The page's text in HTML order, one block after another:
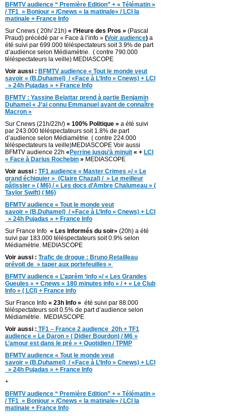
BFMTV audience “ Première Edition” + « Télématin »
/ TF1 » Bonjour » /Cnews « la matinale» / LCI la
matinale + France Info
Sur Cnews ( 20h/ 21h) « l’Heure des Pros » (Pascal
Praud) précédé par « Face à l’info » (Voir audience) a
été suivi par 699.000 téléspectateurs soit 3.9% de part
d’audience selon Médiamétrie. ( contre 790.000
téléspectateurs la veille) MEDIASCOPE
Voir aussi : BFMTV audience « Tout le monde veut
savoir » (B.Duhamel) / «Face à L’Info » Cnews) + LCI
» 24h Pujadas » + France Info
BFMTV : Yassine Belattar prend à partie Benjamin
Duhamel « J’ai connu Emmanuel avant de connaître
Macron »
Sur Cnews (21h/22h/) « 100% Politique » a été suivi
par 243.000 téléspectateurs soit 1.8% de part
d’audience selon Médiamétrie. ( contre 224.000
téléspectateurs la veille)MEDIASCOPE Voir aussi
BFMTV audience 22h « Perrine jusqu’à minuit « + LCI
« Face à Darius Rochebin » MEDIASCOPE
Voir aussi : TF1 audience « Master Crimes »/ « Le
grand échiquier » (Claire Chazal) / » Le meilleur
pâtissier » ( M6) / « Les docs d’Ambre Chalumeau » (
Taylor Swift) ( M6)
BFMTV audience « Tout le monde veut
savoir » (B.Duhamel) / «Face à L’Info » Cnews) + LCI
» 24h Pujadas » + France Info
Sur France Info « Les Informés du soir» (20h) a été
suivi par 183.000 téléspectateurs soit 0.9% selon
Médiamétrie. MEDIASCOPE
Voir aussi : Trafic de drogue : Bruno Retailleau
prévoit de » taper aux portefeuilles »
BFMTV audience « L’aprèm ‘info »/ « Les Grandes
Gueules » + Cnews « 180 minutes info » / + « Le Club
Info » ( LCI) + France info
Sur France Info « 23h Info » été suivi par 88.000
téléspectateurs soit 0.5% de part d’audience selon
Médiamétrie. MEDIASCOPE
Voir aussi : TF1 – France 2 audience 20h + TF1
audience « Le Daron » ( Didier Bourdon) / M6 »
L’amour est dans le pré » + Quotidien / TPMP
BFMTV audience « Tout le monde veut
savoir » (B.Duhamel) / «Face à L’Info » Cnews) + LCI
» 24h Pujadas » + France Info
+
BFMTV audience “ Première Edition” + « Télématin »
/ TF1 » Bonjour » /Cnews « la matinale» / LCI la
matinale + France Info